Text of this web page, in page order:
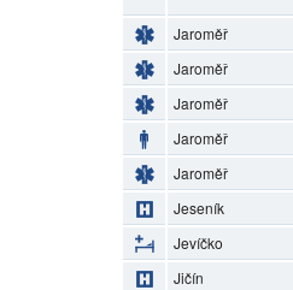
Jaroměř
Jaroměř
Jaroměř
Jaroměř
Jaroměř
Jeseník
Jevíčko
Jičín